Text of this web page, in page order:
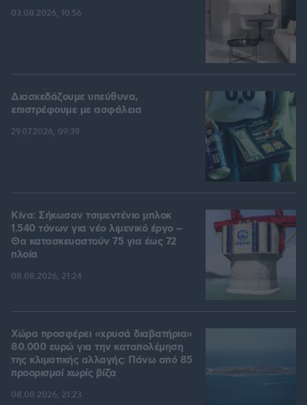
03.08.2026, 10:56
Διασκεδάζουμε υπεύθυνα,
επιστρέφουμε με ασφάλεια
29.07.2026, 09:39
Κίνα: Σήκωσαν τσιμεντένιο μπλοκ
1.540 τόνων για νέο λιμενικό έργο –
Θα κατασκευαστούν 75 για έως 72
πλοία
08.08.2026, 21:24
Χώρα προσφέρει «χρυσά διαβατήρια»
80.000 ευρώ για την καταπολέμηση
της κλιματικής αλλαγής: Πάνω από 85
προορισμοί χωρίς βίζα
08.08.2026, 21:23